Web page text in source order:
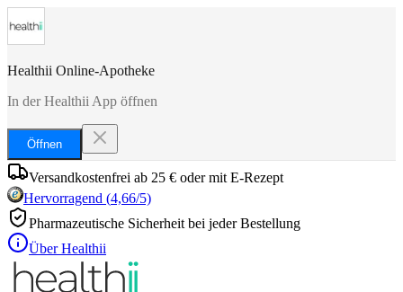
Healthii Online-Apotheke
In der Healthii App öffnen
Öffnen
Versandkostenfrei ab 25 € oder mit E-Rezept
Hervorragend (4,66/5)
Pharmazeutische Sicherheit bei jeder Bestellung
Über Healthii